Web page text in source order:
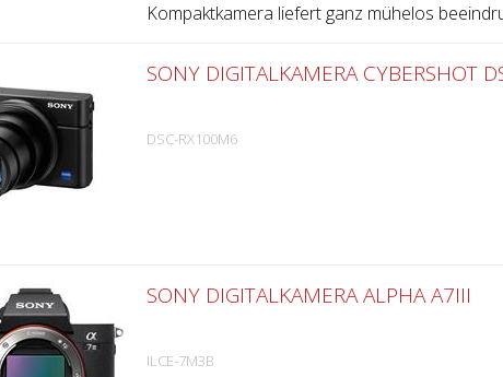
Kompaktkamera liefert ganz mühelos
SONY DIGITALKAMERA CYBERSHOT
DSC-RX100M6
SONY DIGITALKAMERA ALPHA A7III
ILCE-7M3B